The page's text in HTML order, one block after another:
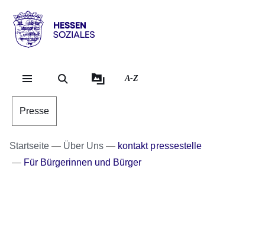
Hessen
Sozial
A-Z
Presse
Startseite Über Uns
kontakt pressestelle
Für Bürgerinnen und Bürger